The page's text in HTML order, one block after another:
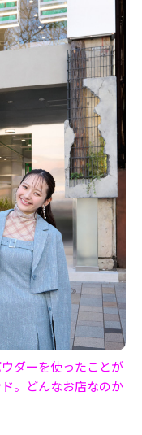
ダーを使ったことが
。どんなお店なのか